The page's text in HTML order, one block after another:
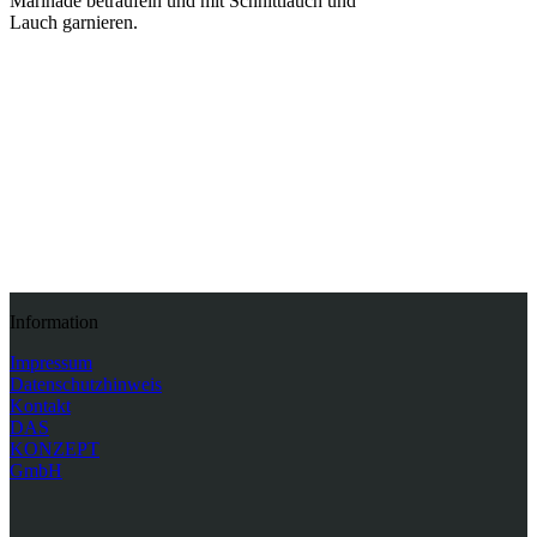
Lauch garnieren.
Information
Impressum
Datenschutzhinweis
Kontakt
DAS
KONZEPT
GmbH